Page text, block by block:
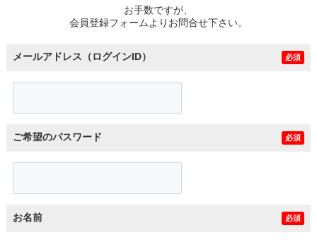
お手数ですが、
会員登録フォームよりお問合せ下さい。
メールアドレス（ログインID） 必須
ご希望のパスワード 必須
お名前 必須